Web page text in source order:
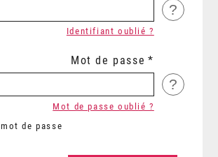
?
Identifiant oublié ?
Mot de passe
?
mot de passe
Mot de passe oublié ?